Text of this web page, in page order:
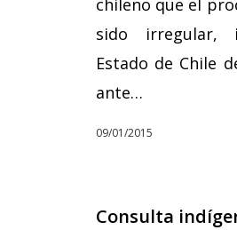
chileno que el
sido irregular,
Estado de Chile
ante…
09/01/2015
Consulta